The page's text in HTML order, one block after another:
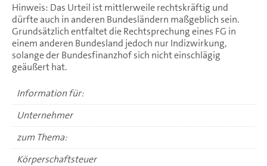
Hinweis: Das Urteil ist mittlerweile rechtskräftig und
dürfte auch in anderen Bundesländern maßgeblich sein.
Grundsätzlich entfaltet die Rechtsprechung eines FG in
einem anderen Bundesland jedoch nur Indizwirkung,
solange der Bundesfinanzhof sich nicht einschlägig
geäußert hat.
Information für:
Unternehmer
zum Thema:
Körperschaftsteuer